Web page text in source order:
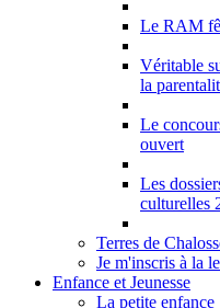
Le RAM
Véritable
la
Le
ouvert
Les
culturelles
Terres de
Je m'inscris à la
Enfance et Jeunesse
La petite enfance